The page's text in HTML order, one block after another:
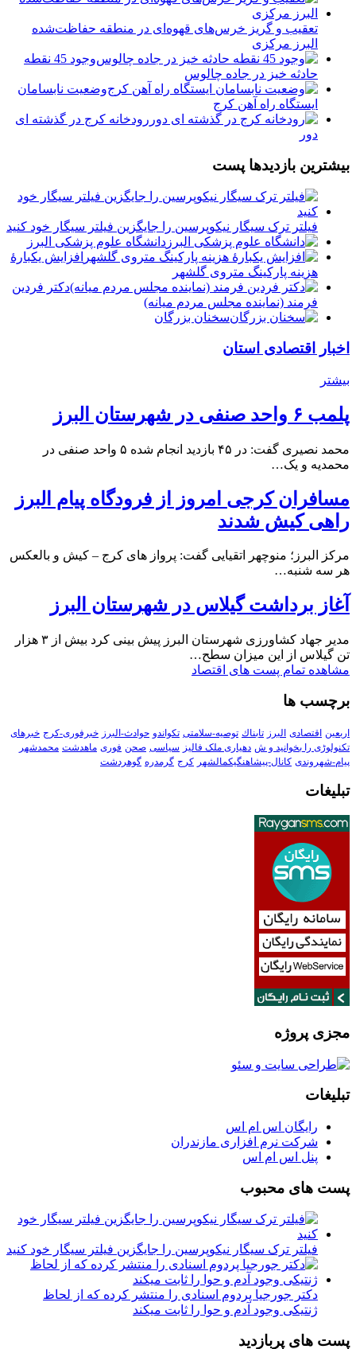
تعقیب و گریز خرس‌های قهوه‌ای در منطقه حفاظت‌شده
البرز مرکزی
وجود 45 نقطه
حادثه خیز در جاده چالوس
وضعیت نابسامان
ایستگاه راه آهن کرج
رودخانه کرج در گذشته ای
دور
بیشترین بازدیدها پست
فیلتر ترک سیگار نیکوپرسین را جایگزین فیلتر سیگار خود کنید
دانشگاه علوم پزشکی البرز
افزایش یکبارۀ
هزینه پارکینگ متروی گلشهر
دكتر فردين
فرمند (نماينده مجلس مردم میانه)
سخنان بزرگان
اخبار اقتصادی استان
بیشتر
پلمب ۶ واحد صنفی در شهرستان البرز
محمد نصیری گفت: در ۴۵ بازدید انجام شده ۵ واحد صنفی در
محمدیه و یک…
مسافران کرجی امروز از فرودگاه پیام البرز
راهی کیش شدند
مرکز البرز؛ منوچهر اتقیایی گفت: پرواز های کرج – کیش و بالعکس
هر سه شنبه…
آغاز برداشت گیلاس در شهرستان البرز
مدیر جهاد کشاورزی شهرستان البرز پیش بینی کرد بیش از ۳ هزار
تن گیلاس از این میزان سطح…
مشاهده تمام پست های اقتصاد
برچسب ها
اربعین اقتصادی البرز تابناك توصیه-سلامتی تکواندو حوادث-البرز خبرفوری-کرج خبرهای
تکنولوڑی را بخوانید و ش دهیاری ملک فالیز سیاسی صحن فوری ماهدشت محمدشهر
پیام-شهروندی کانال-پیشاهنگیکمالشهر کرج گرمدره گوهردشت
تبلیغات
مجزی پروژه
تبلیغات
رایگان اس ام اس
شرکت نرم افزاری مازندران
پنل اس ام اس
پست های محبوب
فیلتر ترک سیگار نیکوپرسین را جایگزین فیلتر سیگار خود کنید
دکتر جورجیا پردوم اسنادی را منتشر کرده که از لحاظ
ژنتیکی وجود آدم و حوا را ثابت میکند
پست های پربازدید